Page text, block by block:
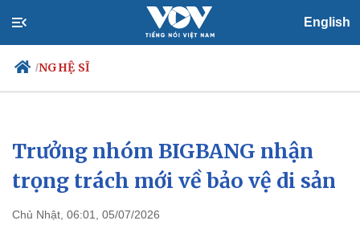
English
/NGHỆ SĨ
Chính trị
Tổ chức nhân sự
Nhận diện sự thật
Xã hội
Tin 24h
Dự báo thời tiết
Trưởng nhóm BIGBANG nhận
trọng trách mới về bảo vệ di sản
Chủ Nhật, 06:01, 05/07/2026